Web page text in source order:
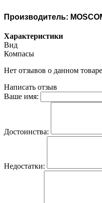
Производитель:
Характеристики
Вид
Компасы
Нет отзывов о данном
Написать отзыв
Ваше имя:
Достоинства:
Недостатки: